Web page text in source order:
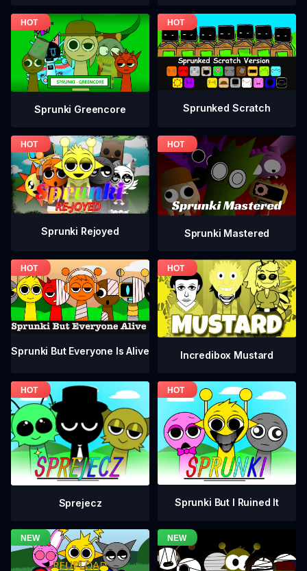
Sprunki Greencore Sprunked Scratch
Sprunki Rejoyed Sprunki Mastered
Sprunki But Everyone Is Alive Incredibox Mustard
Sprejecz Sprunki But I Ruined It